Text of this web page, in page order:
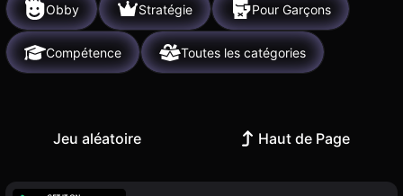
Obby Stratégie Pour Garçons
Compétence Toutes les catégories
Jeu aléatoire Haut de Page